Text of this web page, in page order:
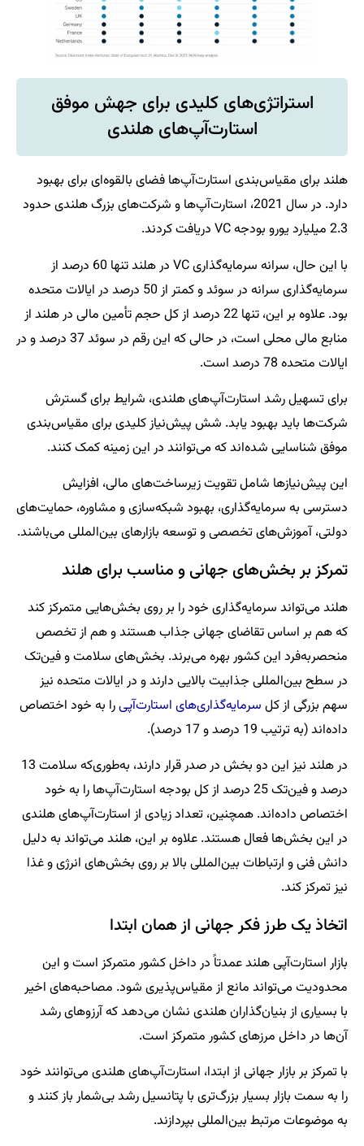
استراتژی‌های کلیدی برای جهش موفق
استارت‌آپ‌های هلندی
هلند برای مقیاس‌بندی استارت‌آپ‌ها فضای بالقوه‌ای برای بهبود
دارد. در سال 2021، استارت‌آپ‌ها و شرکت‌های بزرگ هلندی حدود
2.3 میلیارد یورو بودجه VC دریافت کردند.
با این حال، سرانه سرمایه‌گذاری VC در هلند تنها 60 درصد از
سرمایه‌گذاری سرانه در سوئد و کمتر از 50 درصد در ایالات متحده
بود. علاوه بر این، تنها 22 درصد از کل حجم تأمین مالی در هلند از
منابع مالی محلی است، در حالی که این رقم در سوئد 37 درصد و در
ایالات متحده 78 درصد است.
برای تسهیل رشد استارت‌آپ‌های هلندی، شرایط برای گسترش
شرکت‌ها باید بهبود یابد. شش پیش‌نیاز کلیدی برای مقیاس‌بندی
موفق شناسایی شده‌اند که می‌توانند در این زمینه کمک کنند.
این پیش‌نیازها شامل تقویت زیرساخت‌های مالی، افزایش
دسترسی به سرمایه‌گذاری، بهبود شبکه‌سازی و مشاوره، حمایت‌های
دولتی، آموزش‌های تخصصی و توسعه بازارهای بین‌المللی می‌باشند.
تمرکز بر بخش‌های جهانی و مناسب برای هلند
هلند می‌تواند سرمایه‌گذاری خود را بر روی بخش‌هایی متمرکز کند
که هم بر اساس تقاضای جهانی جذاب هستند و هم از تخصص
منحصربه‌فرد این کشور بهره می‌برند. بخش‌های سلامت و فین‌تک
در سطح بین‌المللی جذابیت بالایی دارند و در ایالات متحده نیز
سهم بزرگی از کل سرمایه‌گذاری‌های استارت‌آپیرا به خود اختصاص
داده‌اند (به ترتیب 19 درصد و 17 درصد).
در هلند نیز این دو بخش در صدر قرار دارند، به‌طوری‌که سلامت 13
درصد و فین‌تک 25 درصد از کل بودجه استارت‌آپ‌ها را به خود
اختصاص داده‌اند. همچنین، تعداد زیادی از استارت‌آپ‌های هلندی
در این بخش‌ها فعال هستند. علاوه بر این، هلند می‌تواند به دلیل
دانش فنی و ارتباطات بین‌المللی بالا بر روی بخش‌های انرژی و غذا
نیز تمرکز کند.
اتخاذ یک طرز فکر جهانی از همان ابتدا
بازار استارت‌آپی هلند عمدتاً در داخل کشور متمرکز است و این
محدودیت می‌تواند مانع از مقیاس‌پذیری شود. مصاحبه‌های اخیر
با بسیاری از بنیان‌گذاران هلندی نشان می‌دهد که آرزوهای رشد
آن‌ها در داخل مرزهای کشور متمرکز است.
با تمرکز بر بازار جهانی از ابتدا، استارت‌آپ‌های هلندی می‌توانند خود
را به سمت بازار بسیار بزرگ‌تری با پتانسیل رشد بی‌شمار باز کنند و
به موضوعات مرتبط بین‌المللی بپردازند.